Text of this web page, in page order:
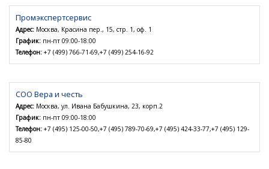
Промэкспертсервис
Адрес: Москва, Красина пер., 15, стр. 1, оф. 1
График: пн-пт 09:00-18:00
Телефон: +7 (499) 766-71-69,+7 (499) 254-16-92
СОО Вера и честь
Адрес: Москва, ул. Ивана Бабушкина, 23, корп.2
График: пн-пт 09:00-18:00
Телефон: +7 (495) 125-00-50,+7 (495) 789-70-69,+7 (495) 424-33-77,+7 (495) 129-
85-80